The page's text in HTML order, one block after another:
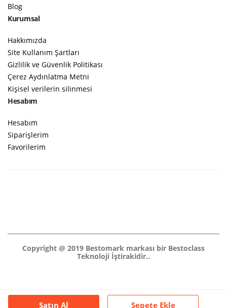
Satın Al Sepete Ekle
Blog
Kurumsal
Hakkımızda
Site Kullanım Şartları
Gizlilik ve Güvenlik Politikası
Çerez Aydınlatma Metni
Kişisel verilerin silinmesi
Hesabım
Hesabım
Siparişlerim
Favorilerim
Copyright @ 2019 Bestomark markası bir Bestoclass
Teknoloji İştirakidir..